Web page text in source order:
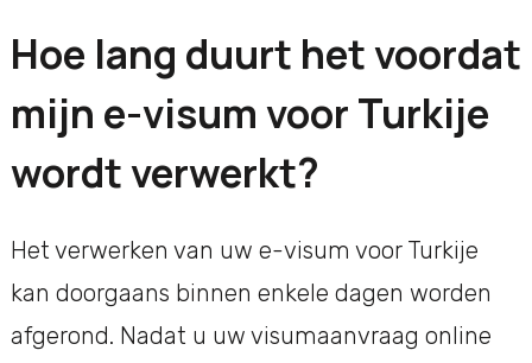
Hoe lang duurt het voordat
mijn e-visum voor Turkije
wordt verwerkt?
Het verwerken van uw e-visum voor Turkije
kan doorgaans binnen enkele dagen worden
afgerond. Nadat u uw visumaanvraag online